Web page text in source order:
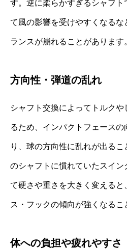
す。逆に柔らかすぎるシャフ
て風の影響を受けやすくなる
ランスが崩れることがあります
方向性・弾道の乱れ
シャフト交換によってトルク
るため、インパクトフェース
り、球の方向性に乱れが出る
のシャフトに慣れていたスイン
て硬さや重さを大きく変えると
ス・フックの傾向が強くなるこ
体への負担や疲れやすさ